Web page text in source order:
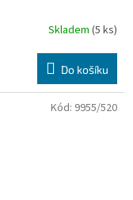
Skladem (5 ks)
Do košíku
Kód: 9955/520